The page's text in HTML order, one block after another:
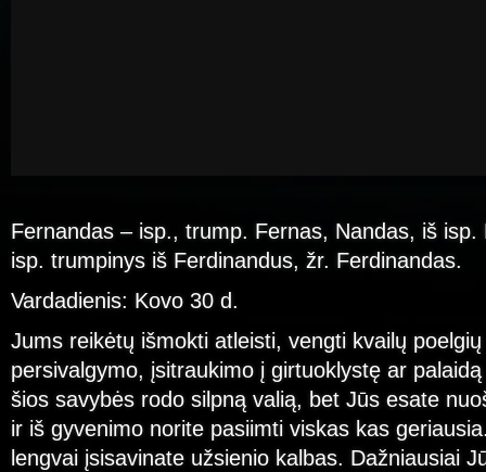
Fernandas – isp., trump. Fernas, Nandas, iš
isp. trumpinys iš Ferdinandus, žr. Ferdinandas.
Vardadienis: Kovo 30 d.
Jums reikėtų išmokti atleisti, vengti kvailų
persivalgymo, įsitraukimo į girtuoklystę ar
šios savybės rodo silpną valią, bet Jūs esate
ir iš gyvenimo norite pasiimti viskas kas
lengvai įsisavinate užsienio kalbas. Dažniausiai